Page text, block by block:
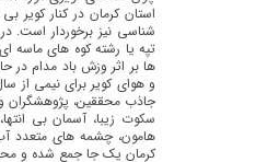
استان کرمان در کنار کویر
شناسی نیز برخوردار است.
تپه یا رشته کوه های ماسه
ها بر اثر وزش باد مدام در
و هوای كویر برای نیمی از
جاذب محققین،
سکوت زیبا، آسمان بی
هامون، چشمه های متعدد
کرمان یک جا جمع شده و محل